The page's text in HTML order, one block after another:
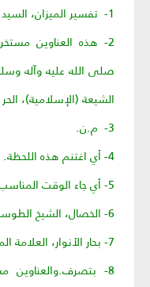
1- تفسير الميزان، السيد الطباطبائي، ج 2، ص 33 .
2- هذه العناوين
صلى الله عليه وآله
الشيعة (الإسلامية)، الحر
3- م.ن.
4- أي اغتنم هذه اللحظة.
5- أي جاء الوقت المناسب وهي لحظة الاستجابة.
6- الخصال، الشيخ الطوسي، ص .82
7- بحار الأنوار، العلامة المجلسي، ج 90، ص 376، 377.
8- بتصرف.والعناوين